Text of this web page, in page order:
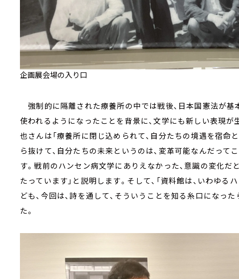
企画展会場の入り口
強制的に隔離された療養所の中では戦後、日本国憲法が基
使われるようになったことを背景に、文学にも新しい表現
也さんは「療養所に閉じ込められて、自分たちの境遇を宿命
ら抜けて、自分たちの未来というのは、変革可能なんだって
す。戦前のハンセン病文学にありえなかった、意識の変化だ
たっています」と説明します。そして、「資料館は、いわゆ
ども、今回は、詩を通して、そういうことを知る糸口になっ
た。